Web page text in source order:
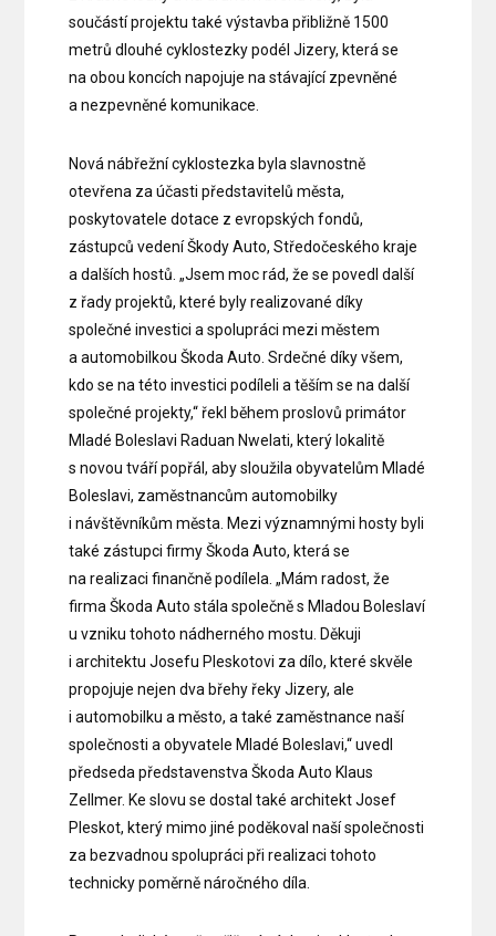
součástí projektu také výstavba přibližně 1500
metrů dlouhé cyklostezky podél Jizery, která se
na obou koncích napojuje na stávající zpevněné
a nezpevněné komunikace.
Nová nábřežní cyklostezka byla slavnostně
otevřena za účasti představitelů města,
poskytovatele dotace z evropských fondů,
zástupců vedení Škody Auto, Středočeského kraje
a dalších hostů. „Jsem moc rád, že se povedl další
z řady projektů, které byly realizované díky
společné investici a spolupráci mezi městem
a automobilkou Škoda Auto. Srdečné díky všem,
kdo se na této investici podíleli a těším se na další
společné projekty,“ řekl během proslovů primátor
Mladé Boleslavi Raduan Nwelati, který lokalitě
s novou tváří popřál, aby sloužila obyvatelům Mladé
Boleslavi, zaměstnancům automobilky
i návštěvníkům města. Mezi významnými hosty byli
také zástupci firmy Škoda Auto, která se
na realizaci finančně podílela. „Mám radost, že
firma Škoda Auto stála společně s Mladou Boleslaví
u vzniku tohoto nádherného mostu. Děkuji
i architektu Josefu Pleskotovi za dílo, které skvěle
propojuje nejen dva břehy řeky Jizery, ale
i automobilku a město, a také zaměstnance naší
společnosti a obyvatele Mladé Boleslavi,“ uvedl
předseda představenstva Škoda Auto Klaus
Zellmer. Ke slovu se dostal také architekt Josef
Pleskot, který mimo jiné poděkoval naší společnosti
za bezvadnou spolupráci při realizaci tohoto
technicky poměrně náročného díla.